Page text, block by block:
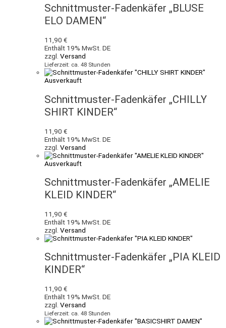
Schnittmuster-Fadenkäfer „BLUSE
ELO DAMEN“
11,90 €
Enthält 19% MwSt. DE
zzgl. Versand
Lieferzeit: ca. 48 Stunden
Ausverkauft
Schnittmuster-Fadenkäfer „CHILLY
SHIRT KINDER“
11,90 €
Enthält 19% MwSt. DE
zzgl. Versand
Ausverkauft
Schnittmuster-Fadenkäfer „AMELIE
KLEID KINDER“
11,90 €
Enthält 19% MwSt. DE
zzgl. Versand
Schnittmuster-Fadenkäfer „PIA KLEID
KINDER“
11,90 €
Enthält 19% MwSt. DE
zzgl. Versand
Lieferzeit: ca. 48 Stunden